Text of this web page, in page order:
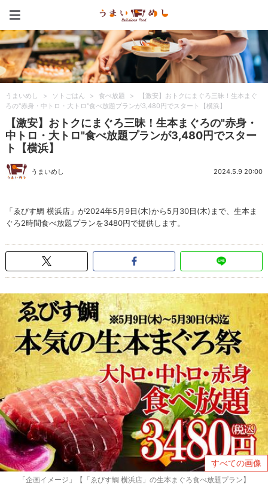
うまいめし > ソトごはん > 食べ放題 >
【激安】おトクにまぐろ三昧！生本まぐ
ろの"赤身・中トロ・大トロ"食べ放題プランが3,480円でスタート【横浜】
【激安】おトクにまぐろ三昧！生本まぐろの"赤身・
中トロ・大トロ"食べ放題プランが3,480円でスター
ト【横浜】
うまいめし 2024.5.9 20:00
「ゑびす鯛 横浜店」が2024年5月9日(木)から5月30日(木)まで、生本ま
ぐろ2時間食べ放題プランを3480円で提供します。
すべての画像
「企画イメージ」【「ゑびす鯛 横浜店」の生本まぐろ食べ放題プラン】